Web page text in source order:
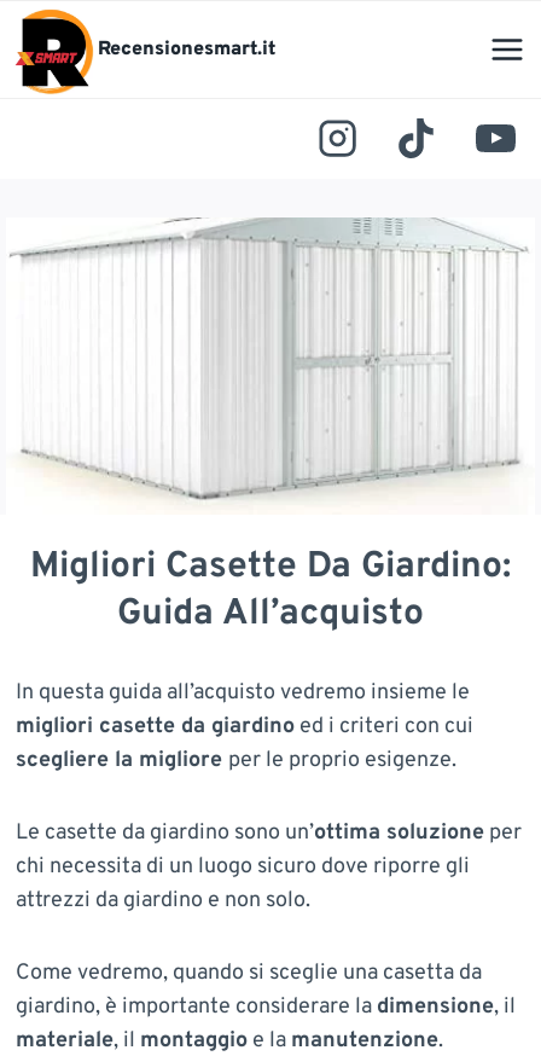
Salta
contenuto
Recensionesmart.it
Migliori Casette Da Giardino:
Guida All’acquisto
In questa guida all’acquisto vedremo insieme le
migliori casette da giardinoed i criteri con cui
scegliere la migliore per le proprio esigenze.
Le casette da giardino sono un’ottima soluzioneper
chi necessita di un luogo sicuro dove riporre gli
attrezzi da giardino e non solo.
Come vedremo, quando si sceglie una casetta da
giardino, è importante considerare la dimensione, il
materiale, il montaggioe la manutenzione.